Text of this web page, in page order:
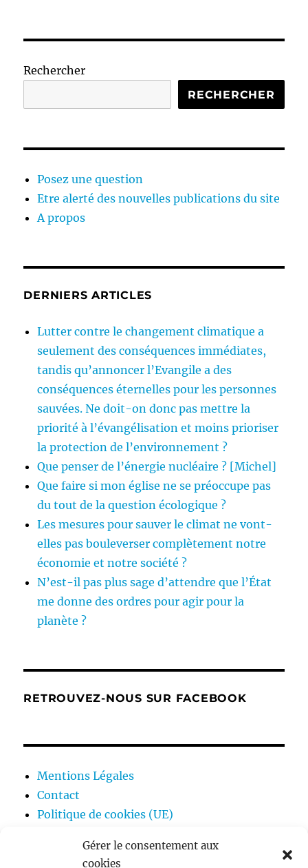
Gérer le consentement aux
cookies
Rechercher
RECHERCHER
Posez une question
Etre alerté des nouvelles publications du site
A propos
DERNIERS ARTICLES
Lutter contre le changement climatique a
seulement des conséquences immédiates,
tandis qu’annoncer l’Evangile a des
conséquences éternelles pour les personnes
sauvées. Ne doit-on donc pas mettre la
priorité à l’évangélisation et moins prioriser
la protection de l’environnement ?
Que penser de l’énergie nucléaire ? [Michel]
Que faire si mon église ne se préoccupe pas
du tout de la question écologique ?
Les mesures pour sauver le climat ne vont-
elles pas bouleverser complètement notre
économie et notre société ?
N’est-il pas plus sage d’attendre que l’État
me donne des ordres pour agir pour la
planète ?
RETROUVEZ-NOUS SUR FACEBOOK
Mentions Légales
Contact
Politique de cookies (UE)